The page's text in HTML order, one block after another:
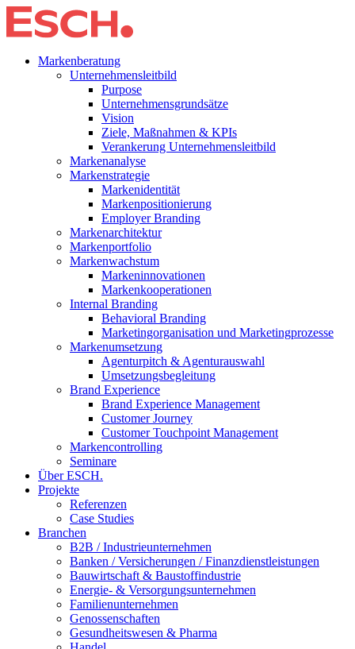
Markenberatung
Unternehmensleitbild
Purpose
Unternehmensgrundsätze
Vision
Ziele, Maßnahmen & KPIs
Verankerung Unternehmensleitbild
Markenanalyse
Markenstrategie
Markenidentität
Markenpositionierung
Employer Branding
Markenarchitektur
Markenportfolio
Markenwachstum
Markeninnovationen
Markenkooperationen
Internal Branding
Behavioral Branding
Marketingorganisation und Marketingprozesse
Markenumsetzung
Agenturpitch & Agenturauswahl
Umsetzungsbegleitung
Brand Experience
Brand Experience Management
Customer Journey
Customer Touchpoint Management
Markencontrolling
Seminare
Über ESCH.
Projekte
Referenzen
Case Studies
Branchen
B2B / Industrieunternehmen
Banken / Versicherungen / Finanzdienstleistungen
Bauwirtschaft & Baustoffindustrie
Energie- & Versorgungsunternehmen
Familienunternehmen
Genossenschaften
Gesundheitswesen & Pharma